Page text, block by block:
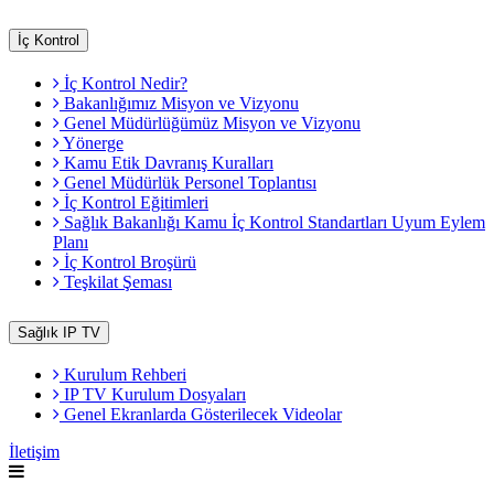
İç Kontrol
İç Kontrol Nedir?
Bakanlığımız Misyon ve Vizyonu
Genel Müdürlüğümüz Misyon ve Vizyonu
Yönerge
Kamu Etik Davranış Kuralları
Genel Müdürlük Personel Toplantısı
İç Kontrol Eğitimleri
Sağlık Bakanlığı Kamu İç Kontrol Standartları Uyum Eylem
Planı
İç Kontrol Broşürü
Teşkilat Şeması
Sağlık IP TV
Kurulum Rehberi
IP TV Kurulum Dosyaları
Genel Ekranlarda Gösterilecek Videolar
İletişim